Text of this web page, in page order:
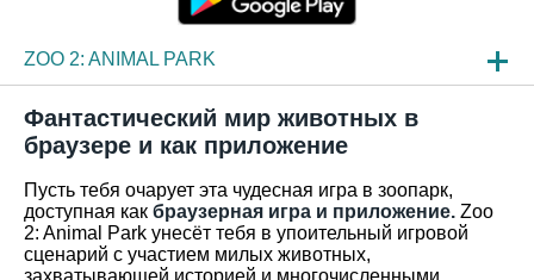
ZOO 2: ANIMAL PARK
НОВОСТИ
ОБЗОР ИГРЫ
ЧАСТО ЗАДАВАЕМЫЕ ВОПРОСЫ
Фантастический мир животных в
браузере и как приложение
Пусть тебя очарует эта чудесная игра в зоопарк,
доступная как браузерная игра и приложение. Zoo
2: Animal Park унесёт тебя в упоительный игровой
сценарий с участием милых животных,
захватывающей историей и многочисленными